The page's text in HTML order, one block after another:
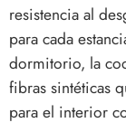
resistencia al
para cada
dormitorio, la
fibras sintéticas
para el interior